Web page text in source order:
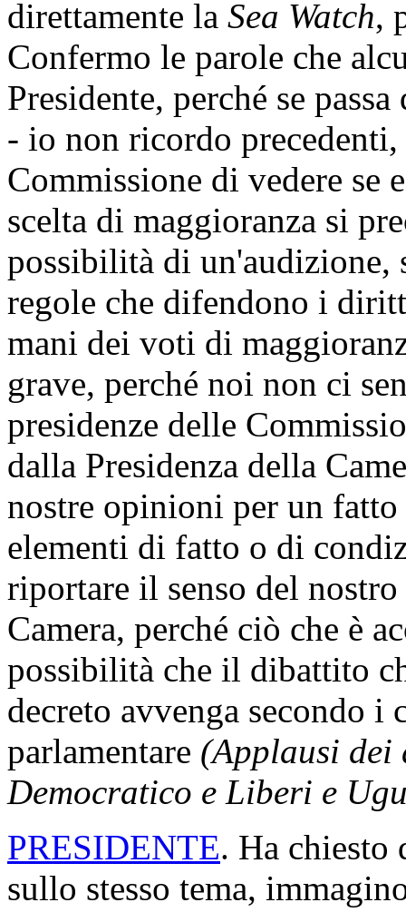
direttamente la Sea Watch,
Confermo le parole che
Presidente, perché se
- io non ricordo
Commissione di vedere se
scelta di maggioranza si
possibilità di un'audizione,
regole che difendono i
mani dei voti di
grave, perché noi non ci
presidenze delle
dalla Presidenza della
nostre opinioni per un
elementi di fatto o di
riportare il senso del
Camera, perché ciò che è
possibilità che il dibattito
decreto avvenga secondo i
parlamentare (Applausi
Democratico e Liberi e
PRESIDENTE. Ha
sullo stesso tema,